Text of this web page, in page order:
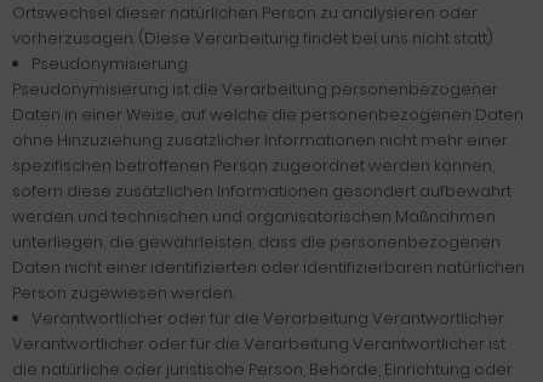
Ortswechsel dieser natürlichen Person zu analysieren oder
vorherzusagen. (Diese Verarbeitung findet bei uns nicht statt)
Pseudonymisierung
Pseudonymisierung ist die Verarbeitung personenbezogener
Daten in einer Weise, auf welche die personenbezogenen Daten
ohne Hinzuziehung zusätzlicher Informationen nicht mehr einer
spezifischen betroffenen Person zugeordnet werden können,
sofern diese zusätzlichen Informationen gesondert aufbewahrt
werden und technischen und organisatorischen Maßnahmen
unterliegen, die gewährleisten, dass die personenbezogenen
Daten nicht einer identifizierten oder identifizierbaren natürlichen
Person zugewiesen werden.
Verantwortlicher oder für die Verarbeitung Verantwortlicher
Verantwortlicher oder für die Verarbeitung Verantwortlicher ist
die natürliche oder juristische Person, Behörde, Einrichtung oder